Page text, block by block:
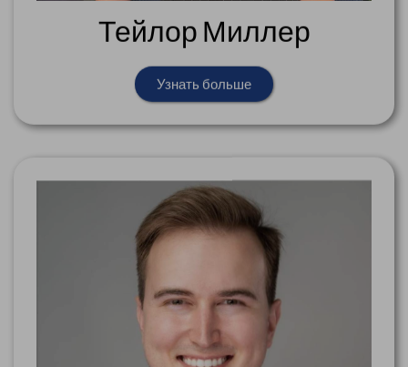
Тейлор Миллер
Узнать больше